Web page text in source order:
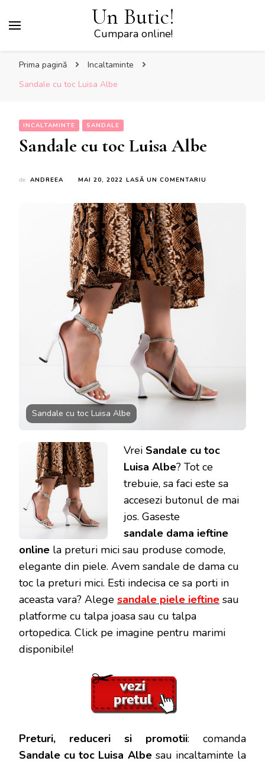
Un Butic!
Cumpara online!
Prima pagină
Incaltaminte
Sandale cu toc Luisa Albe
INCALTAMINTE SANDALE
Sandale cu toc Luisa Albe
de ANDREEA MAI 20, 2022 LASĂ UN COMENTARIU
Sandale cu toc Luisa Albe
Vrei Sandale cu toc
Luisa Albe? Tot ce
trebuie, sa faci este sa
accesezi butonul de mai
jos. Gaseste
sandale dama ieftine
online la preturi mici sau produse comode,
elegante din piele. Avem sandale de dama cu
toc la preturi mici. Esti indecisa ce sa porti in
aceasta vara? Alege sandale piele ieftine sau
platforme cu talpa joasa sau cu talpa
ortopedica. Click pe imagine pentru marimi
disponibile!
Preturi, reduceri si promotii: comanda
Sandale cu toc Luisa Albesau incaltaminte la